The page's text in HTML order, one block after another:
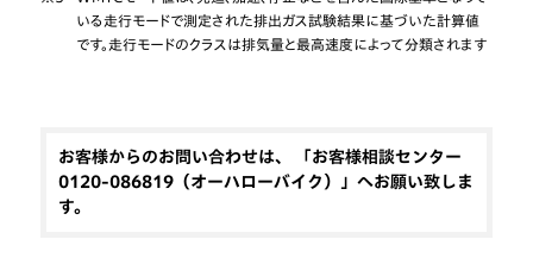
いる走行モードで測定された排出ガス試験結果に基づいた計算値
です。走行モードのクラスは排気量と最高速度によって分類されます
お客様からのお問い合わせは、 「お客様相談センター
0120-086819（オーハローバイク）」へお願い致しま
す。